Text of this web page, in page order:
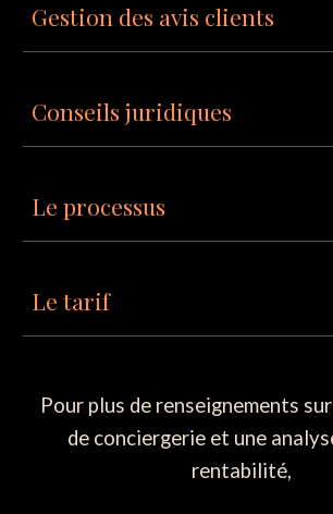
Gestion des avis clients
Conseils juridiques
Le processus
Le tarif
Pour plus de renseignements
de conciergerie et une
rentabilité,